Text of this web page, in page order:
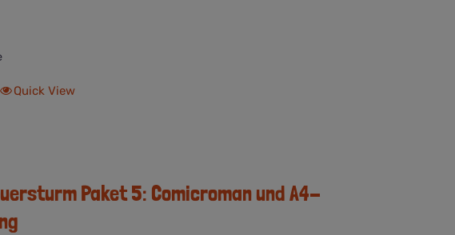
Quick View
Paket 5: Comicroman und A4-